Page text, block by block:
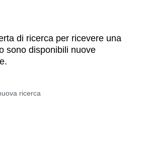
di ricerca per ricevere una
sono disponibili nuove